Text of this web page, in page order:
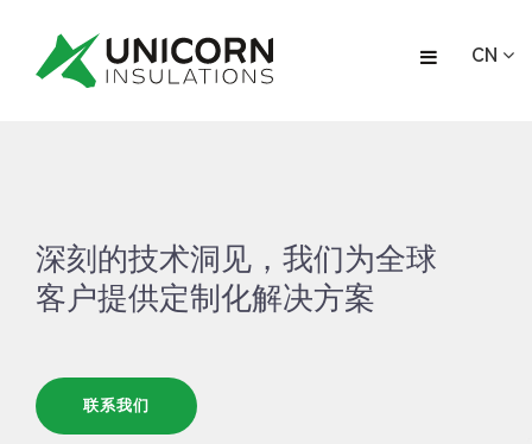
CN
深刻的技术洞见，我们为全球
客户提供定制化解决方案
联系我们